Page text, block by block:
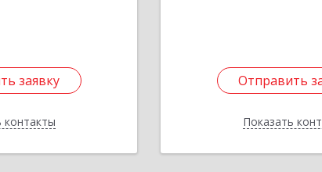
заявку
контакты
заявку Отправить
Показать
Отправить
Назад